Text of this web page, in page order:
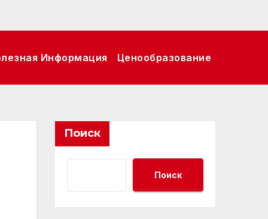
Информация Ценообразование
Поиск
Поиск